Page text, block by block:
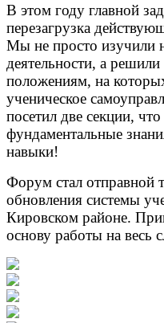
В этом году главной
перезагрузка
Мы не просто изучили
деятельности, а
положениям, на
ученическое
посетил две секции,
фундаментальные
навыки!
Форум стал отправной
обновления системы
Кировском районе.
основу работы на